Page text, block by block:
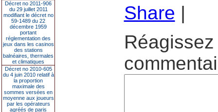
Décret no 2011-906
du 29 juillet 2011
modifiant le décret no
59-1489 du 22
décembre 1959
portant
réglementation des
jeux dans les casinos
des stations
balnéaires, thermales
et climatiques
Décret no 2010-605
du 4 juin 2010 relatif à
la proportion
maximale des
sommes versées en
moyenne aux joueurs
par les opérateurs
agréés de paris
Share |